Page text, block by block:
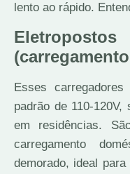
lento ao rápido.
Esses
padrão de 110-
em residências.
carregamento
demorado, ideal